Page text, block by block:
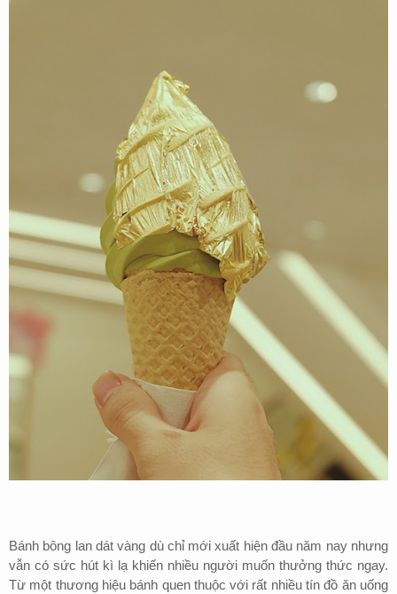
Bánh bông lan dát vàng dù chỉ mới xuất hiện đầu năm nay nhưng
vẫn có sức hút kì lạ khiến nhiều người muốn thưởng thức ngay.
Từ một thương hiệu bánh quen thuộc với rất nhiều tín đồ ăn uống